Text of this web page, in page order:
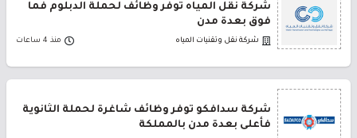
شركة نقل المياه توفر وظائف لحملة الدبلوم فما
فوق بعدة مدن
شركة نقل وتقنيات المياه منذ 4 ساعات
شركة سدافكو توفر وظائف شاغرة لحملة الثانوية
فأعلى بعدة مدن بالمملكة